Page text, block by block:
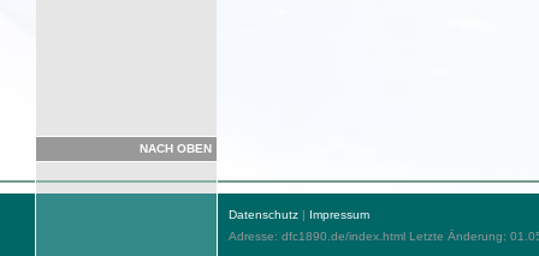
NACH OBEN
Datenschutz | Impressum
Adresse: dfc1890.de/index.html Letzte Änderung: